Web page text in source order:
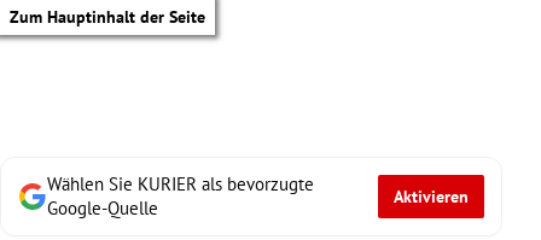
Zum Hauptinhalt der Seite
Wählen Sie KURIER als bevorzugte
Google-Quelle
Aktivieren